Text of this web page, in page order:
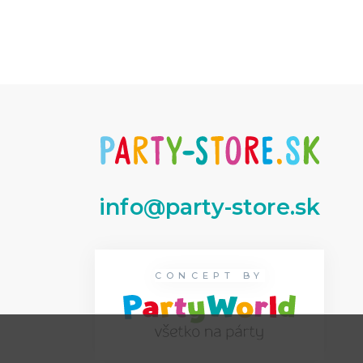
info@party-store.sk
CONCEPT BY